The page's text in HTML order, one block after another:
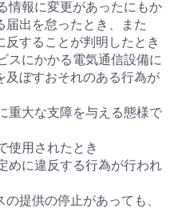
情報に変更があったにもか
届出を怠ったとき、また
することが判明したとき
スにかかる電気通信設備に
及ぼすおそれのある行為が
重大な支障を与える態様で
使用されたとき
めに違反する行為が行われ
提供の停止があっても、